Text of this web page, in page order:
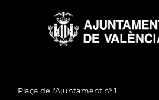
Plaça de l'Ajuntament nº 1